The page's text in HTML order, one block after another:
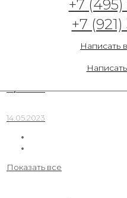
+7
+7
Написать
Арт. 20
14.05.2023
Показать все